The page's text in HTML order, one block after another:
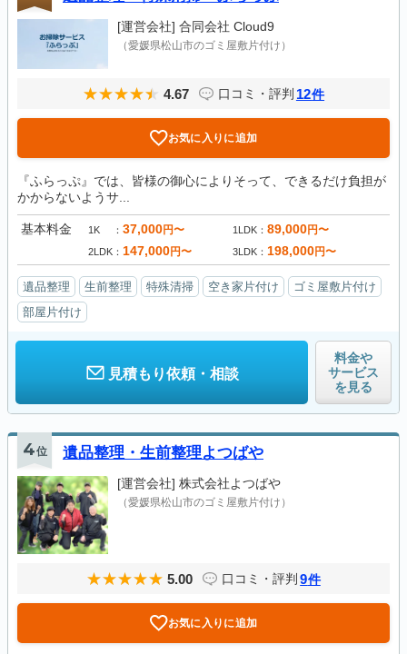
[運営会社] 合同会社 Cloud9
（愛媛県松山市のゴミ屋敷片付け）
4.67 口コミ・評判 12件
お気に入りに追加
『ふらっぷ』では、皆様の御心によりそって、できるだけ負担が
かからないようサ...
基本料金 1K 37,000円〜 1LDK 89,000円〜
2LDK 147,000円〜 3LDK 198,000円〜
遺品整理 生前整理 特殊清掃 空き家片付け
ゴミ屋敷片付け
部屋片付け
見積もり依頼・相談
料金や
サービス
を見る
4位 遺品整理・生前整理よつばや
[運営会社] 株式会社よつばや
（愛媛県松山市のゴミ屋敷片付け）
5.00 口コミ・評判 9件
お気に入りに追加